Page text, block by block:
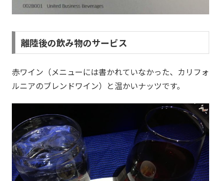
離陸後の飲み物のサービス
赤ワイン（メニューには書かれていなかった、カリフォ
ルニアのブレンドワイン）と温かいナッツです。